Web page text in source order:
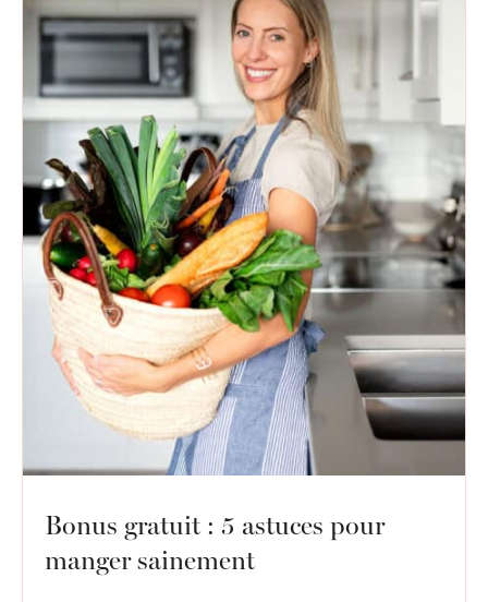
Bonus gratuit : 5 astuces pour
manger sainement